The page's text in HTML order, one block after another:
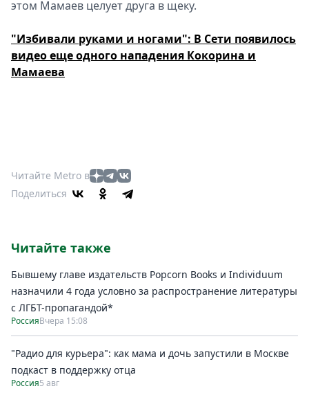
этом Мамаев целует друга в щеку.
"Избивали руками и ногами": В Сети появилось
видео еще одного нападения Кокорина и
Мамаева
Читайте Metro в
Поделиться
Читайте также
Бывшему главе издательств Popcorn Books и Individuum
назначили 4 года условно за распространение литературы
с ЛГБТ-пропагандой*
РоссияВчера 15:08
"Радио для курьера": как мама и дочь запустили в Москве
подкаст в поддержку отца
Россия5 авг